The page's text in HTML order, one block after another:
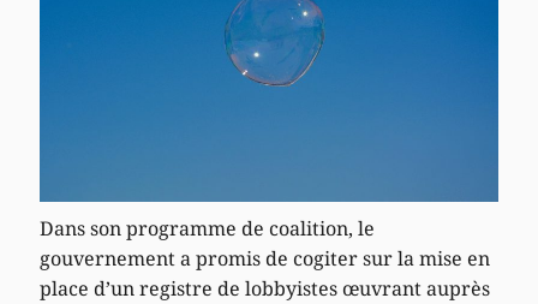
Dans son programme de coalition, le
gouvernement a promis de cogiter sur la mise en
place d’un registre de lobbyistes œuvrant auprès